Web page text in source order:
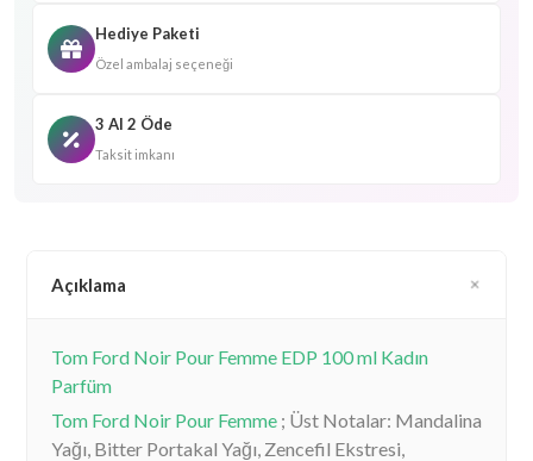
Hediye Paketi
Özel ambalaj seçeneği
3 Al 2 Öde
Taksit imkanı
Açıklama
Tom Ford Noir Pour Femme EDP 100 ml Kadın
Parfüm
Tom Ford Noir Pour Femme ; Üst Notalar: Mandalina
Yağı, Bitter Portakal Yağı, Zencefil Ekstresi,